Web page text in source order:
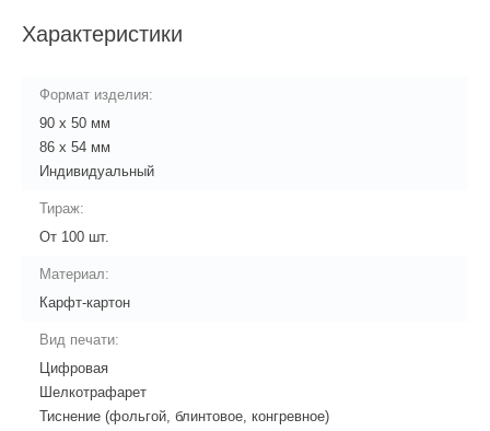
Характеристики
Формат изделия:
90 х 50 мм
86 х 54 мм
Индивидуальный
Тираж:
От 100 шт.
Материал:
Карфт-картон
Вид печати:
Цифровая
Шелкотрафарет
Тиснение (фольгой, блинтовое, конгревное)